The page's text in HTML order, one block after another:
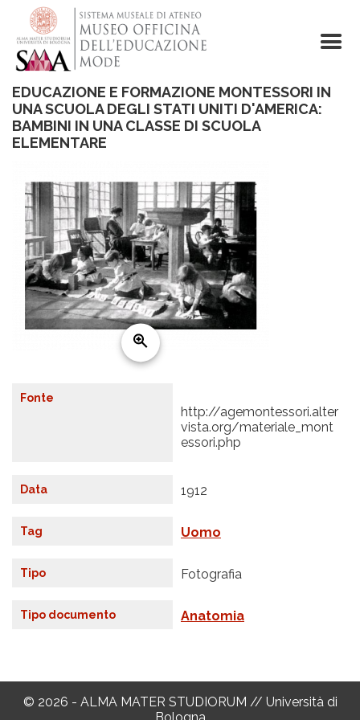
contenuto
principale
EDUCAZIONE E FORMAZIONE MONTESSORI IN
UNA SCUOLA DEGLI STATI UNITI D'AMERICA:
BAMBINI IN UNA CLASSE DI SCUOLA
ELEMENTARE
Fonte
http://agemontessori.alter
vista.org/materiale_mont
essori.php
Data 1912
Tag Uomo
Tipo Fotografia
Tipo documento Anatomia
© 2026 - ALMA MATER STUDIORUM // Università di
Bologna